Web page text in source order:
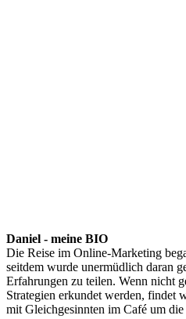
Daniel - meine BIO
Die Reise im Online-Marketing
seitdem wurde unermüdlich daran
Erfahrungen zu teilen. Wenn nicht
Strategien erkundet werden, findet
mit Gleichgesinnten im Café um die